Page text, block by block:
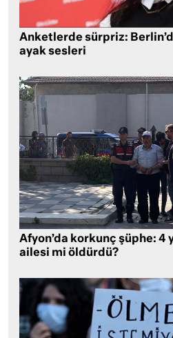
Anketlerde sürpriz:
ayak sesleri
Afyon’da korkunç şüphe: 4
ailesi mi öldürdü?